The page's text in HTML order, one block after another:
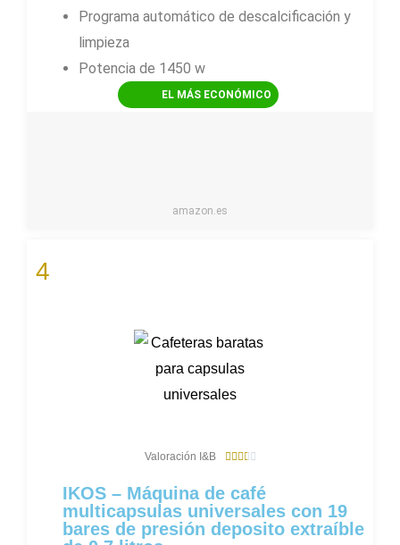
Programa automático de descalcificación y
limpieza
Potencia de 1450 w
EL MÁS ECONÓMICO
amazon.es
4
Valoración I&B 
6
5
IKOS – Máquina de café
multicapsulas universales con 19
bares de presión deposito extraíble